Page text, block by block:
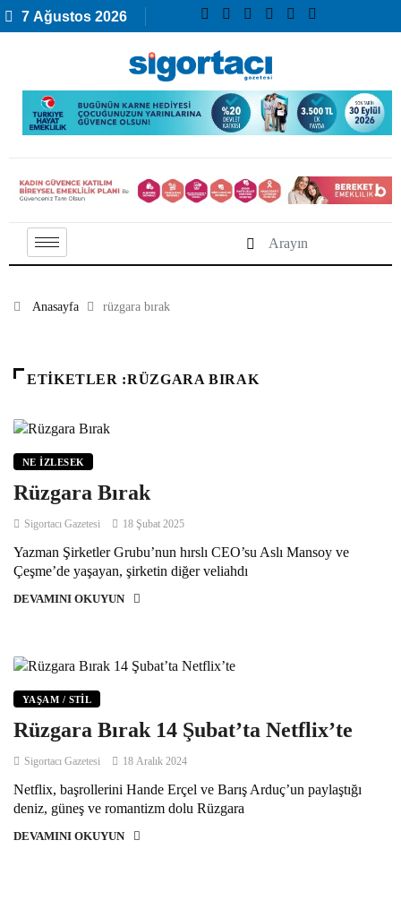
7 Ağustos 2026
Anasayfa rüzgara bırak
ETIKETLER :RÜZGARA BIRAK
NE İZLESEK
Rüzgara Bırak
Sigortacı Gazetesi 18 Şubat 2025
Yazman Şirketler Grubu’nun hırslı CEO’su Aslı Mansoy ve
Çeşme’de yaşayan, şirketin diğer veliahdı
DEVAMINI OKUYUN
YAŞAM / STIL
Rüzgara Bırak 14 Şubat’ta Netflix’te
Sigortacı Gazetesi 18 Aralık 2024
Netflix, başrollerini Hande Erçel ve Barış Arduç’un paylaştığı
deniz, güneş ve romantizm dolu Rüzgara
DEVAMINI OKUYUN